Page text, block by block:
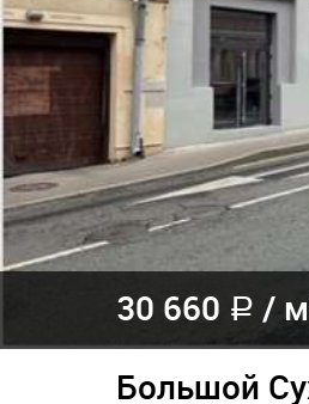
30 660 a /
Большой